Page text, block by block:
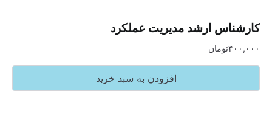
ارشد مدیریت عملکرد
تومان
افزودن به سبد خرید